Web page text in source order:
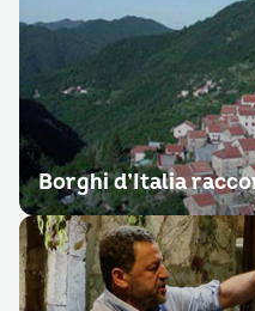
Borghi d’Italia